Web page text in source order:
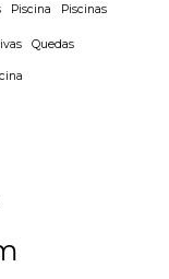
Piscina Piscinas
Quedas